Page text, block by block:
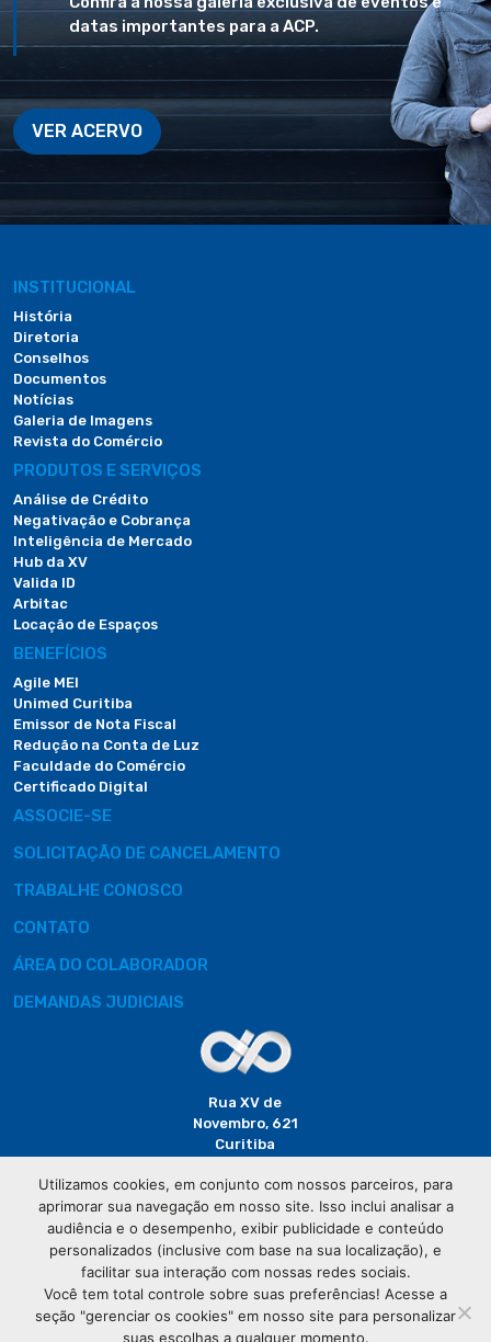
datas importantes para a ACP.
VER ACERVO
INSTITUCIONAL
História
Diretoria
Conselhos
Documentos
Notícias
Galeria de Imagens
Revista do Comércio
PRODUTOS E SERVIÇOS
Análise de Crédito
Negativação e Cobrança
Inteligência de Mercado
Hub da XV
Valida ID
Arbitac
Locação de Espaços
BENEFÍCIOS
Agile MEI
Unimed Curitiba
Emissor de Nota Fiscal
Redução na Conta de Luz
Faculdade do Comércio
Certificado Digital
ASSOCIE-SE
SOLICITAÇÃO DE CANCELAMENTO
TRABALHE CONOSCO
CONTATO
ÁREA DO COLABORADOR
DEMANDAS JUDICIAIS
Rua XV de
Novembro, 621
Curitiba
(41) 3320-
2929
Utilizamos cookies, em conjunto com nossos parceiros, para
aprimorar sua navegação em nosso site. Isso inclui analisar a
audiência e o desempenho, exibir publicidade e conteúdo
personalizados (inclusive com base na sua localização), e
facilitar sua interação com nossas redes sociais.
Você tem total controle sobre suas preferências! Acesse a
seção "gerenciar os cookies" em nosso site para personalizar
suas escolhas a qualquer momento.